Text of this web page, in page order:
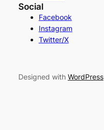
Social
Facebook
Instagram
Twitter/X
Designed with WordPress